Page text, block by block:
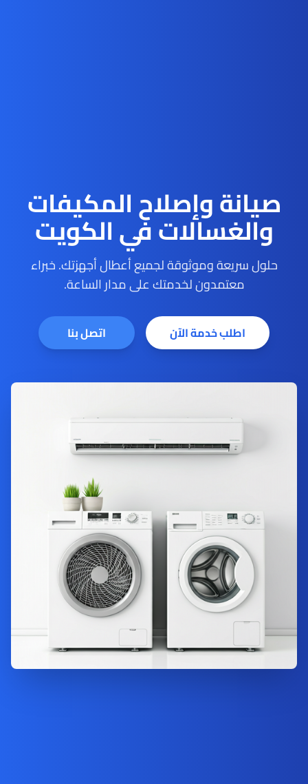
صيانة وإصلاح المكيفات
والغسالات في الكويت
حلول سريعة وموثوقة لجميع أعطال أجهزتك. خبراء
معتمدون لخدمتك على مدار الساعة.
اطلب خدمة الآن اتصل بنا